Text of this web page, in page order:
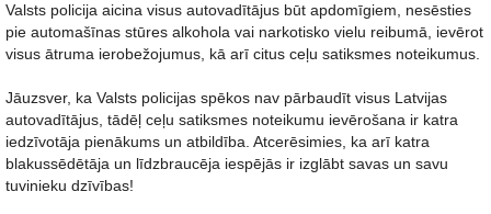
Valsts policija aicina visus autovadītājus būt apdomīgiem, nesēsties
pie automašīnas stūres alkohola vai narkotisko vielu reibumā, ievērot
visus ātruma ierobežojumus, kā arī citus ceļu satiksmes noteikumus.
Jāuzsver, ka Valsts policijas spēkos nav pārbaudīt visus Latvijas
autovadītājus, tādēļ ceļu satiksmes noteikumu ievērošana ir katra
iedzīvotāja pienākums un atbildība. Atcerēsimies, ka arī katra
blakussēdētāja un līdzbraucēja iespējās ir izglābt savas un savu
tuvinieku dzīvības!